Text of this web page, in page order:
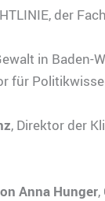
der
in Baden-
für
, Direktor der
Anna Hunger,